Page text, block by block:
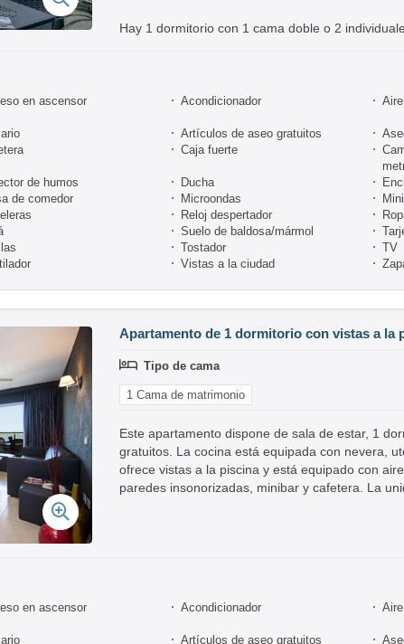
Hay 1 dormitorio con 1 cama doble o 2
en ascensor Acondicionador
Artículos de aseo gratuitos
Caja fuerte
de humos Ducha
de comedor Microondas
Reloj despertador
Suelo de baldosa/mármol
Tostador TV
Vistas a la ciudad
Apartamento de 1 dormitorio con vistas a la
Tipo de cama
1 Cama de matrimonio
Este apartamento dispone de sala de estar, 1
gratuitos. La cocina está equipada con nevera,
ofrece vistas a la piscina y está equipado con
paredes insonorizadas, minibar y cafetera. La
en ascensor Acondicionador
Artículos de aseo gratuitos